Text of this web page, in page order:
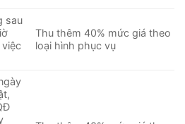
sau
Thu thêm 40% mức giá theo
loại hình phục vụ